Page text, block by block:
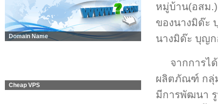
Domain Name
Cheap VPS
หมู่บ้าน(อสม
ของนางมิด๊ะ
นางมิด๊ะ บุญก
จากการไ
ผลิตภัณฑ์ กลุ่
มีการพัฒนา